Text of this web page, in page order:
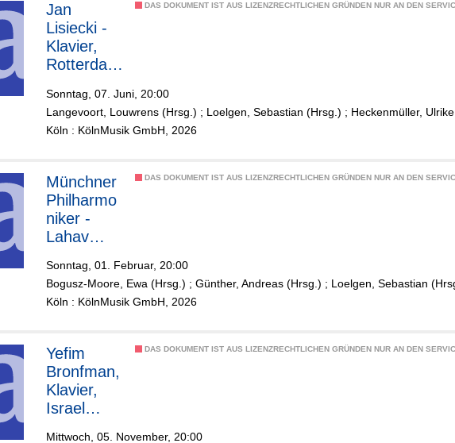
DAS DOKUMENT IST AUS LIZENZRECHTLICHEN GRÜNDEN NUR AN DEN
Jan
Lisiecki -
Klavier,
Rotterdam
Philharmo
nisch
Orkest,
Shani -
Dirigent
Sonntag, 07. Juni, 20:00
Langevoort, Louwrens (Hrsg.) ; Loelgen, Sebastian (Hrsg.) ; Heckenmüller, Ulrike
Köln : KölnMusik GmbH, 2026
DAS DOKUMENT IST AUS LIZENZRECHTLICHEN GRÜNDEN NUR AN DEN
Münchner
Philharmo
niker -
Lahav
Klavier,
Dirigent
Sonntag, 01. Februar, 20:00
Bogusz-Moore, Ewa (Hrsg.) ; Günther, Andreas (Hrsg.) ; Loelgen, Sebastian
Köln : KölnMusik GmbH, 2026
DAS DOKUMENT IST AUS LIZENZRECHTLICHEN GRÜNDEN NUR AN DEN
Yefim
Bronfman,
Klavier,
Israel
Mittwoch, 05. November, 20:00